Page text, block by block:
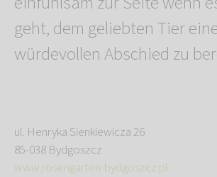
geht, dem geliebten Tier
würdevollen Abschied zu
ul. Henryka Sienkiewicza 26
85-038 Bydgoszcz
www.rosengarten-bydgoszcz.pl